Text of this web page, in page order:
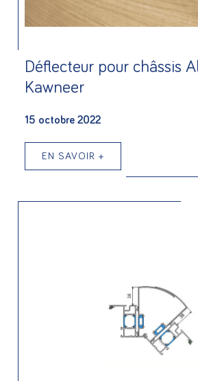
Déflecteur pour châssis
Kawneer
15 octobre 2022
EN SAVOIR +